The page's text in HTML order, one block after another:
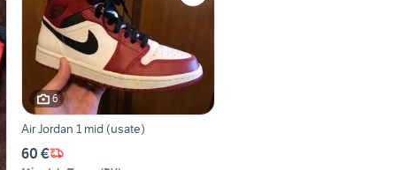
6
Air Jordan 1 mid (usate)
60 €